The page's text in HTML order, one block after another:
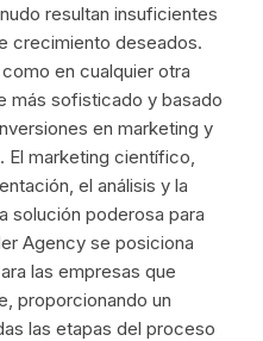
resultan insuficientes
crecimiento deseados.
en cualquier otra
más sofisticado y basado
en marketing y
El marketing científico,
el análisis y la
solución poderosa para
Agency se posiciona
las empresas que
proporcionando un
las etapas del proceso